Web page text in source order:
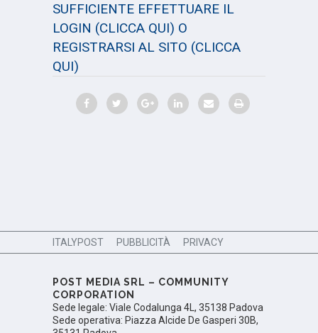
SUFFICIENTE EFFETTUARE IL
LOGIN (CLICCA QUI) O
REGISTRARSI AL SITO (CLICCA
QUI)
ITALYPOST PUBBLICITÀ PRIVACY
POST MEDIA SRL – COMMUNITY
CORPORATION
Sede legale: Viale Codalunga 4L, 35138 Padova
Sede operativa: Piazza Alcide De Gasperi 30B,